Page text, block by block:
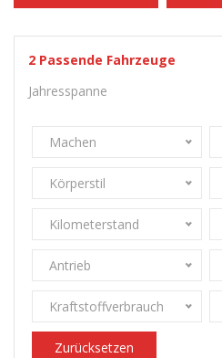
2 Passende Fahrzeuge
Jahresspanne
Machen
Körperstil
Kilometerstand
Antrieb
Kraftstoffverbrauch
Zurücksetzen